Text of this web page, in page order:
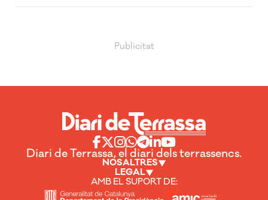
Diari de Terrassa, el diari dels terrassencs.
NOSALTRES
LEGAL
AMB EL SUPORT DE: